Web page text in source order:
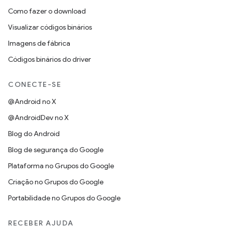
Como fazer o download
Visualizar códigos binários
Imagens de fábrica
Códigos binários do driver
CONECTE-SE
@Android no X
@AndroidDev no X
Blog do Android
Blog de segurança do Google
Plataforma no Grupos do Google
Criação no Grupos do Google
Portabilidade no Grupos do Google
RECEBER AJUDA